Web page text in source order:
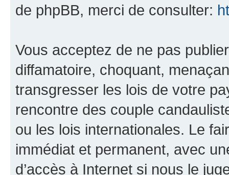
de phpBB, merci de consulter:
Vous acceptez de ne pas
diffamatoire, choquant,
transgresser les lois de votre
rencontre des couple
ou les lois internationales. Le
immédiat et permanent, avec
d’accès à Internet si nous le